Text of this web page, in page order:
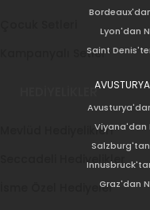
Kampanyalı Setler
HEDİYELİKLER
Mevlüd Hediyelikleri
Seccadeli Hediyelikler
İsme Özel Hediyeler
Lyon'dan
Saint
Viyana'dan
Salzburg'tan
Graz'dan